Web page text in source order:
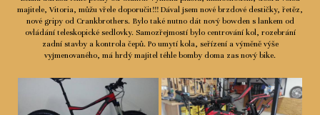
majitele, Vitoria, můžu vřele doporučit!!! Dával jsem nové brzdové destičky, řetěz,
nové gripy od Crankbrothers. Bylo také nutno dát nový bowden s lankem od
ovládání teleskopické sedlovky. Samozřejmostí bylo centrování kol, rozebrání
zadní stavby a kontrola čepů. Po umytí kola, seřízení a výměně výše
vyjmenovaného, má hrdý majitel téhle bomby doma zas nový bike.